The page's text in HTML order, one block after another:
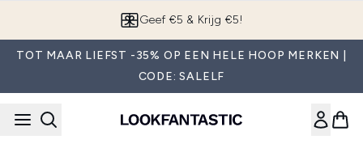
App downloaden
TOT MAAR LIEFST -35% OP EEN HELE HOOP MERKEN |
CODE: SALELF